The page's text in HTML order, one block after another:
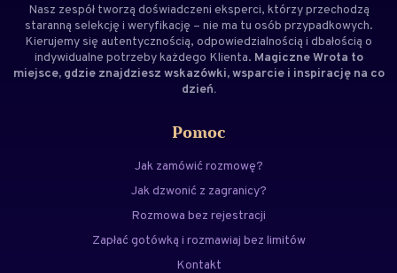
Nasz zespół tworzą doświadczeni eksperci, którzy przechodzą
staranną selekcję i weryfikację – nie ma tu osób przypadkowych.
Kierujemy się autentycznością, odpowiedzialnością i dbałością o
indywidualne potrzeby każdego Klienta. Magiczne Wrota to
miejsce, gdzie znajdziesz wskazówki, wsparcie i inspirację na co
dzień.
Pomoc
Jak zamówić rozmowę?
Jak dzwonić z zagranicy?
Rozmowa bez rejestracji
Zapłać gotówką i rozmawiaj bez limitów
Kontakt